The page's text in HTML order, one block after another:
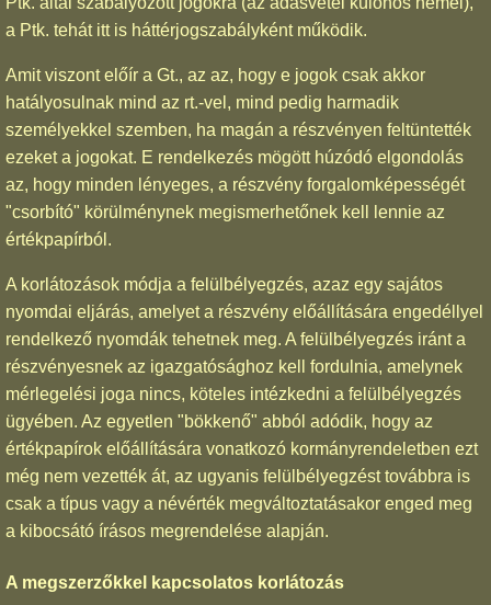
a Ptk. tehát itt is háttérjogszabályként működik.
Amit viszont előír a Gt., az az, hogy e jogok csak akkor
hatályosulnak mind az rt.-vel, mind pedig harmadik
személyekkel szemben, ha magán a részvényen feltüntették
ezeket a jogokat. E rendelkezés mögött húzódó elgondolás
az, hogy minden lényeges, a részvény forgalomképességét
"csorbító" körülménynek megismerhetőnek kell lennie az
értékpapírból.
A korlátozások módja a felülbélyegzés, azaz egy sajátos
nyomdai eljárás, amelyet a részvény előállítására engedéllyel
rendelkező nyomdák tehetnek meg. A felülbélyegzés iránt a
részvényesnek az igazgatósághoz kell fordulnia, amelynek
mérlegelési joga nincs, köteles intézkedni a felülbélyegzés
ügyében. Az egyetlen "bökkenő" abból adódik, hogy az
értékpapírok előállítására vonatkozó kormányrendeletben ezt
még nem vezették át, az ugyanis felülbélyegzést továbbra is
csak a típus vagy a névérték megváltoztatásakor enged meg
a kibocsátó írásos megrendelése alapján.
A megszerzőkkel kapcsolatos korlátozás